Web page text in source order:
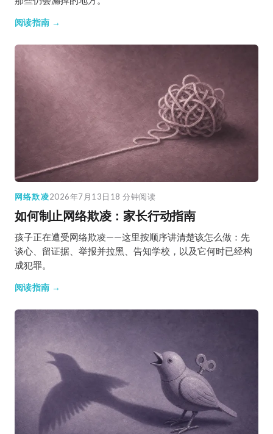
阅读指南 →
网络欺凌2026年7月13日 18 分钟阅读
如何制止网络欺凌：家长行动指南
孩子正在遭受网络欺凌——这里按顺序讲清楚该怎么做：先
谈心、留证据、举报并拉黑、告知学校，以及它何时已经构
成犯罪。
阅读指南 →